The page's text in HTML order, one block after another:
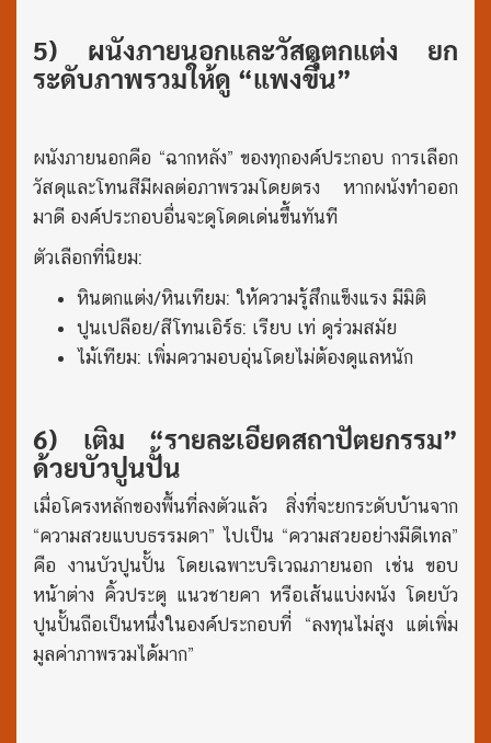
5) ผนังภายนอกและวัสดุตกแต่ง ยก
ระดับภาพรวมให้ดู “แพงขึ้น”
ผนังภายนอกคือ “ฉากหลัง” ของทุกองค์ประกอบ การเลือก
วัสดุและโทนสีมีผลต่อภาพรวมโดยตรง หากผนังทำออก
มาดี องค์ประกอบอื่นจะดูโดดเด่นขึ้นทันที
ตัวเลือกที่นิยม:
หินตกแต่ง/หินเทียม: ให้ความรู้สึกแข็งแรง มีมิติ
ปูนเปลือย/สีโทนเอิร์ธ: เรียบ เท่ ดูร่วมสมัย
ไม้เทียม: เพิ่มความอบอุ่นโดยไม่ต้องดูแลหนัก
6) เติม “รายละเอียดสถาปัตยกรรม”
ด้วยบัวปูนปั้น
เมื่อโครงหลักของพื้นที่ลงตัวแล้ว สิ่งที่จะยกระดับบ้านจาก
“ความสวยแบบธรรมดา” ไปเป็น “ความสวยอย่างมีดีเทล”
คือ งานบัวปูนปั้น โดยเฉพาะบริเวณภายนอก เช่น ขอบ
หน้าต่าง คิ้วประตู แนวชายคา หรือเส้นแบ่งผนัง โดยบัว
ปูนปั้นถือเป็นหนึ่งในองค์ประกอบที่ “ลงทุนไม่สูง แต่เพิ่ม
มูลค่าภาพรวมได้มาก”